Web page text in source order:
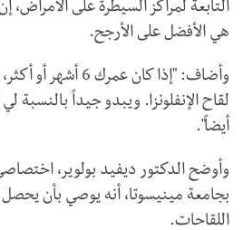
التابعة لمراكز السيطرة على
هي الأفضل على الأرجح.
وأضاف: "إذا كان
لقاح الإنفلونزا. ويبدو جيداً
أيضاً".
وأوضح الدكتور ديفيد بولوير،
بجامعة مينيسوتا، أنه يوصي بأن يحصل
اللقاحات.